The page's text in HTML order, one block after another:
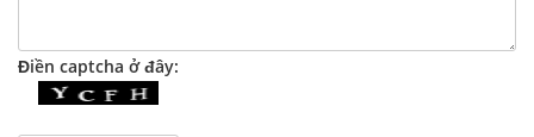
Điền captcha ở đây: